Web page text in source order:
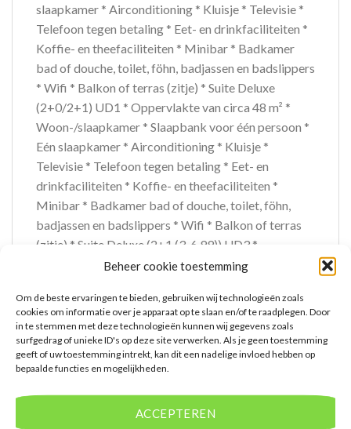
Beheer cookie toestemming
Om de beste ervaringen te bieden, gebruiken wij technologieën zoals
cookies om informatie over je apparaat op te slaan en/of te raadplegen. Door
in te stemmen met deze technologieën kunnen wij gegevens zoals
surfgedrag of unieke ID's op deze site verwerken. Als je geen toestemming
geeft of uw toestemming intrekt, kan dit een nadelige invloed hebben op
bepaalde functies en mogelijkheden.
ACCEPTEREN
slaapkamer * Airconditioning * Kluisje * Televisie *
Telefoon tegen betaling * Eet- en drinkfaciliteiten *
Koffie- en theefaciliteiten * Minibar * Badkamer
bad of douche, toilet, föhn, badjassen en badslippers
* Wifi * Balkon of terras (zitje) * Suite Deluxe
(2+0/2+1) UD1 * Oppervlakte van circa 48 m² *
Woon-/slaapkamer * Slaapbank voor één persoon *
Eén slaapkamer * Airconditioning * Kluisje *
Televisie * Telefoon tegen betaling * Eet- en
drinkfaciliteiten * Koffie- en theefaciliteiten *
Minibar * Badkamer bad of douche, toilet, föhn,
badjassen en badslippers * Wifi * Balkon of terras
(zitje) * Suite Deluxe (2+1 (3-6,99)) UD3 *
Oppervlakte van circa 48 m² * Woon-/slaapkamer *
Airconditioning * Kluisje * Televisie * Telefoon tegen
betaling * Eet- en drinkfaciliteiten * Koffie- en
theefaciliteiten * Minibar * Badkamer bad of
douche, toilet, föhn, badjassen en badslippers * Wifi
Woon-/slaapkamer * Slaapbank voor één persoon *